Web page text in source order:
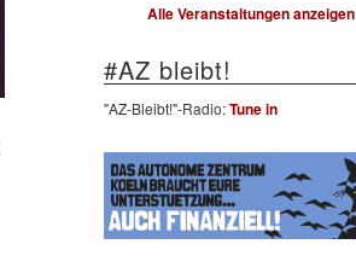
Alle Veranstaltungen anzeigen
#AZ bleibt!
"AZ-Bleibt!"-Radio:Tune in